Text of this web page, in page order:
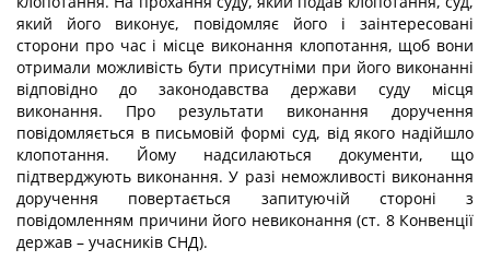
який його виконує, повідомляє його і заінтересовані
сторони про час і місце виконання клопотання, щоб вони
отримали можливість бути присутніми при його виконанні
відповідно до законодавства держави суду місця
виконання. Про результати виконання доручення
повідомляється в письмовій формі суд, від якого надійшло
клопотання. Йому надсилаються документи, що
підтверджують виконання. У разі неможливості виконання
доручення повертається запитуючій стороні з
повідомленням причини його невиконання (ст. 8 Конвенції
держав – учасників СНД).